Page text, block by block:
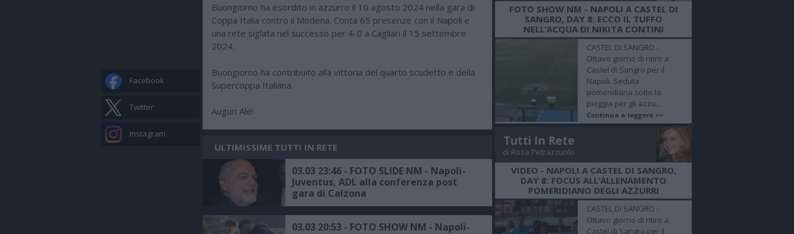
Facebook
Twitter
Instagram
Buongiorno ha esordito in azzurro il 10 agosto 2024 nella gara di
Coppa Italia contro il Modena. Conta 65 presenze con il Napoli e
una rete siglata nel successo per 4-0 a Cagliari il 15 settembre
2024.
Buongiorno ha contribuito alla vittoria del quarto scudetto e della
Supercoppa Italiana.
Auguri Ale!
ULTIMISSIME TUTTI IN RETE
03.03 23:46 - FOTO SLIDE NM - Napoli-
Juventus, ADL alla conferenza post
gara di Calzona
03.03 20:53 - FOTO SHOW NM - Napoli-
FOTO SHOW NM - NAPOLI A CASTEL DI
SANGRO, DAY 8: ECCO IL TUFFO
NELL’ACQUA DI NIKITA CONTINI
CASTEL DI SANGRO -
Ottavo giorno di ritiro a
Castel di Sangro per il
Napoli. Seduta
pomeridiana sotto la
pioggia per gli azzu...
Continua a leggere >>
Tutti In Rete
di Rosa Petrazzuolo
VIDEO - NAPOLI A CASTEL DI SANGRO,
DAY 8: FOCUS ALL’ALLENAMENTO
POMERIDIANO DEGLI AZZURRI
CASTEL DI SANGRO -
Ottavo giorno di ritiro a
Castel di Sangro per il